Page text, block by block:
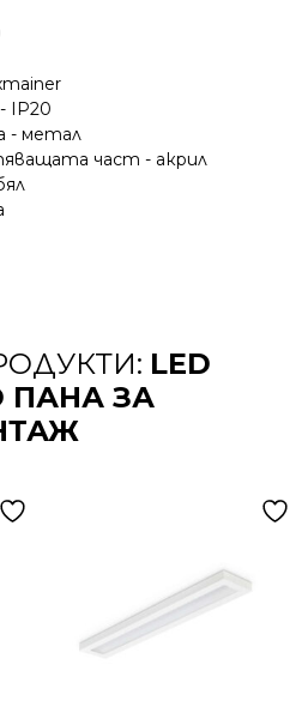
IP20
- метал
част - акрил
LED
ПАНА ЗА